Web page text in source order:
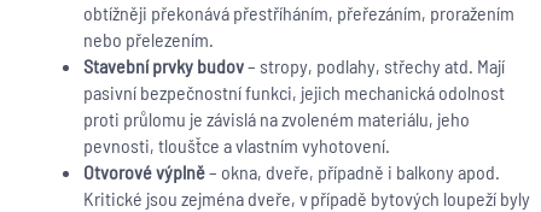
obtížněji překonává přestříháním, přeřezáním, proražením
nebo přelezením.
Stavební prvky budov– stropy, podlahy, střechy atd. Mají
pasivní bezpečnostní funkci, jejich mechanická odolnost
proti průlomu je závislá na zvoleném materiálu, jeho
pevnosti, tloušťce a vlastním vyhotovení.
Otvorové výplně– okna, dveře, případně i balkony apod.
Kritické jsou zejména dveře, v případě bytových loupeží byly